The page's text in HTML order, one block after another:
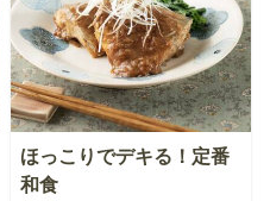
ほっこりでデキる！定番
和食